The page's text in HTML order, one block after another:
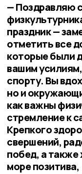
— Поздравляю
праздник —
отметить все
которые были
вашим
спорту. Вы
но и
как важны
стремление к
Крепкого
свершений,
побед, а также
море позитива,